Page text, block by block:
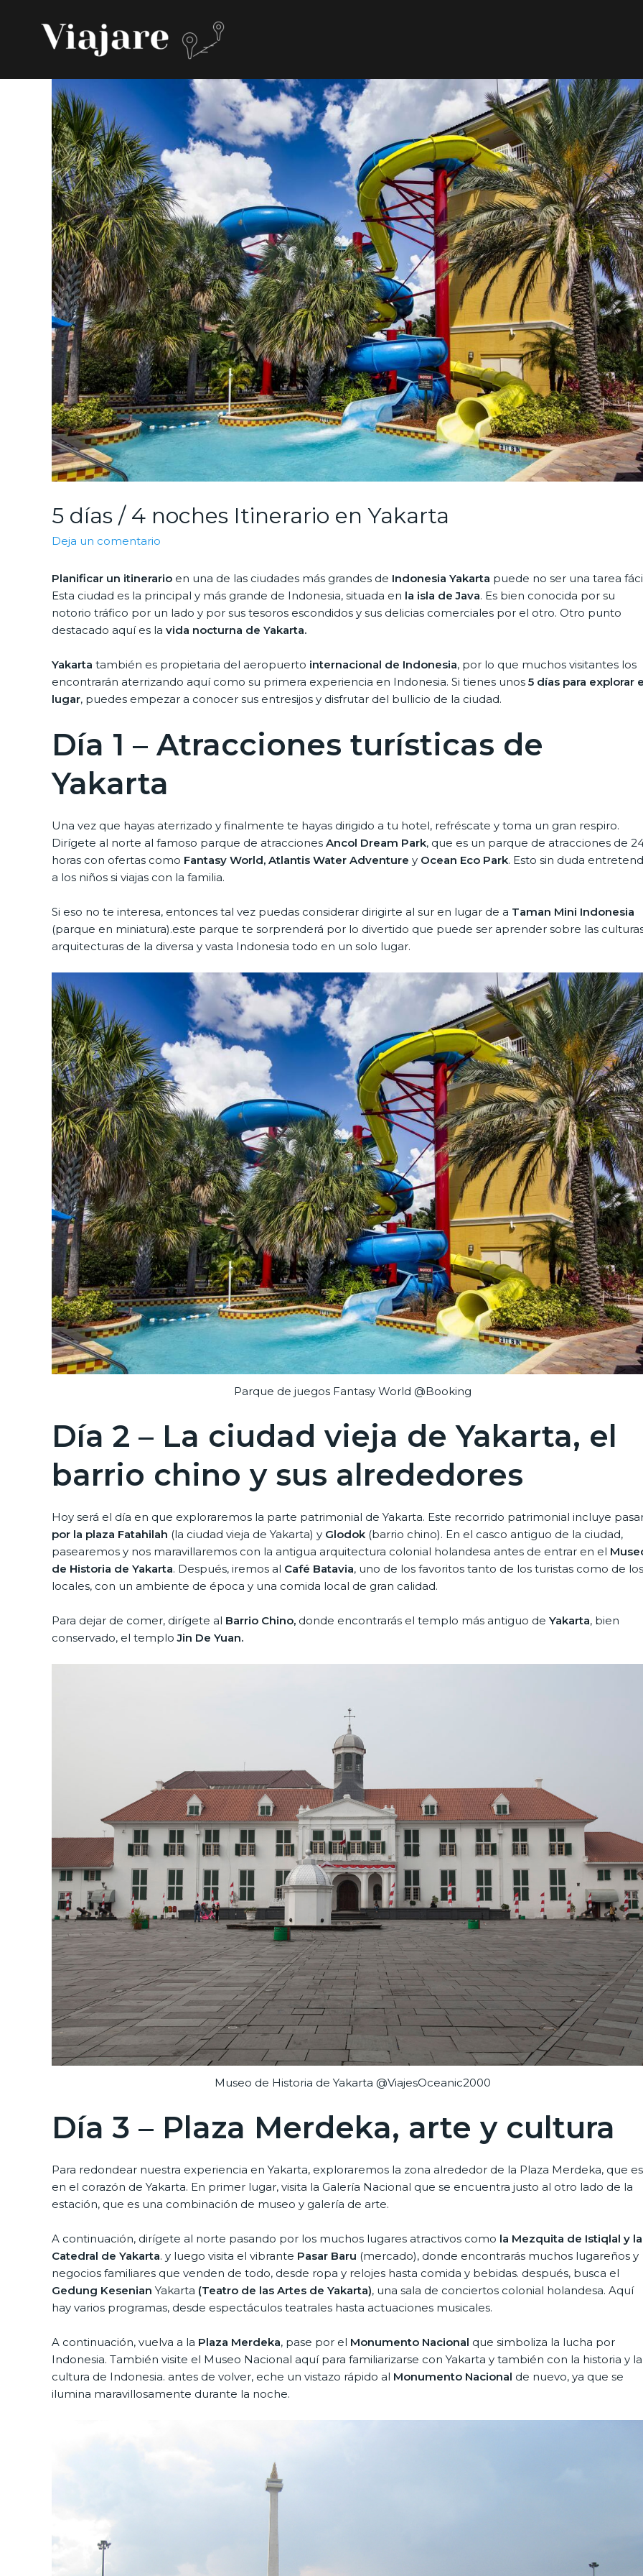
5 días / 4 noches Itinerario en Yakarta
Deja un comentario
Planificar un itinerario en una de las ciudades más grandes de Indonesia Yakarta puede no ser una tarea
Esta ciudad es la principal y más grande de Indonesia, situada en la isla de Java. Es bien conocida por su
notorio tráfico por un lado y por sus tesoros escondidos y sus delicias comerciales por el otro. Otro punto
destacado aquí es la vida nocturna de Yakarta.
Yakarta también es propietaria del aeropuerto internacional de Indonesia, por lo que muchos visitantes los
encontrarán aterrizando aquí como su primera experiencia en Indonesia. Si tienes unos 5 días para explorar
lugar, puedes empezar a conocer sus entresijos y disfrutar del bullicio de la ciudad.
Día 1 – Atracciones turísticas de
Yakarta
Una vez que hayas aterrizado y finalmente te hayas dirigido a tu hotel, refréscate y toma un gran respiro.
Dirígete al norte al famoso parque de atracciones Ancol Dream Park, que es un parque de atracciones de
horas con ofertas como Fantasy World, Atlantis Water Adventure y Ocean Eco Park. Esto sin duda
a los niños si viajas con la familia.
Si eso no te interesa, entonces tal vez puedas considerar dirigirte al sur en lugar de a Taman Mini Indonesia
(parque en miniatura).este parque te sorprenderá por lo divertido que puede ser aprender sobre las
arquitecturas de la diversa y vasta Indonesia todo en un solo lugar.
Parque de juegos Fantasy World @Booking
Día 2 – La ciudad vieja de Yakarta, el
barrio chino y sus alrededores
Hoy será el día en que exploraremos la parte patrimonial de Yakarta. Este recorrido patrimonial incluye
por la plaza Fatahilah (la ciudad vieja de Yakarta) y Glodok (barrio chino). En el casco antiguo de la ciudad,
pasearemos y nos maravillaremos con la antigua arquitectura colonial holandesa antes de entrar en el
de Historia de Yakarta. Después, iremos al Café Batavia, uno de los favoritos tanto de los turistas como de los
locales, con un ambiente de época y una comida local de gran calidad.
Para dejar de comer, dirígete al Barrio Chino, donde encontrarás el templo más antiguo de Yakarta, bien
conservado, el temploJin De Yuan.
Museo de Historia de Yakarta @ViajesOceanic2000
Día 3 – Plaza Merdeka, arte y cultura
Para redondear nuestra experiencia en Yakarta, exploraremos la zona alrededor de la Plaza Merdeka, que
en el corazón de Yakarta. En primer lugar, visita la Galería Nacional que se encuentra justo al otro lado de la
estación, que es una combinación de museo y galería de arte.
A continuación, dirígete al norte pasando por los muchos lugares atractivos como la Mezquita de Istiqlal y la
Catedral de Yakarta. y luego visita el vibrante Pasar Baru (mercado), donde encontrarás muchos lugareños y
negocios familiares que venden de todo, desde ropa y relojes hasta comida y bebidas. después, busca el
Gedung Kesenian Yakarta (Teatro de las Artes de Yakarta), una sala de conciertos colonial holandesa. Aquí
hay varios programas, desde espectáculos teatrales hasta actuaciones musicales.
A continuación, vuelva a la Plaza Merdeka, pase por el Monumento Nacional que simboliza la lucha por
Indonesia. También visite el Museo Nacional aquí para familiarizarse con Yakarta y también con la historia y la
cultura de Indonesia. antes de volver, eche un vistazo rápido al Monumento Nacional de nuevo, ya que se
ilumina maravillosamente durante la noche.